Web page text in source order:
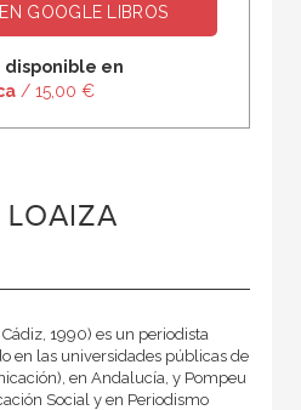
GOOGLE LIBROS
disponible en
/ 15,00 €
LOAIZA
1990) es un periodista
en las universidades públicas de
en Andalucía, y Pompeu
Social y en Periodismo